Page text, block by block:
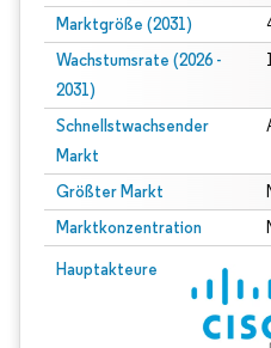
Marktgröße (2031)
Wachstumsrate (2026 -
2031)
Schnellstwachsender
Markt
Größter Markt
Marktkonzentration
Hauptakteure
Bild © Mordor Intelligence.